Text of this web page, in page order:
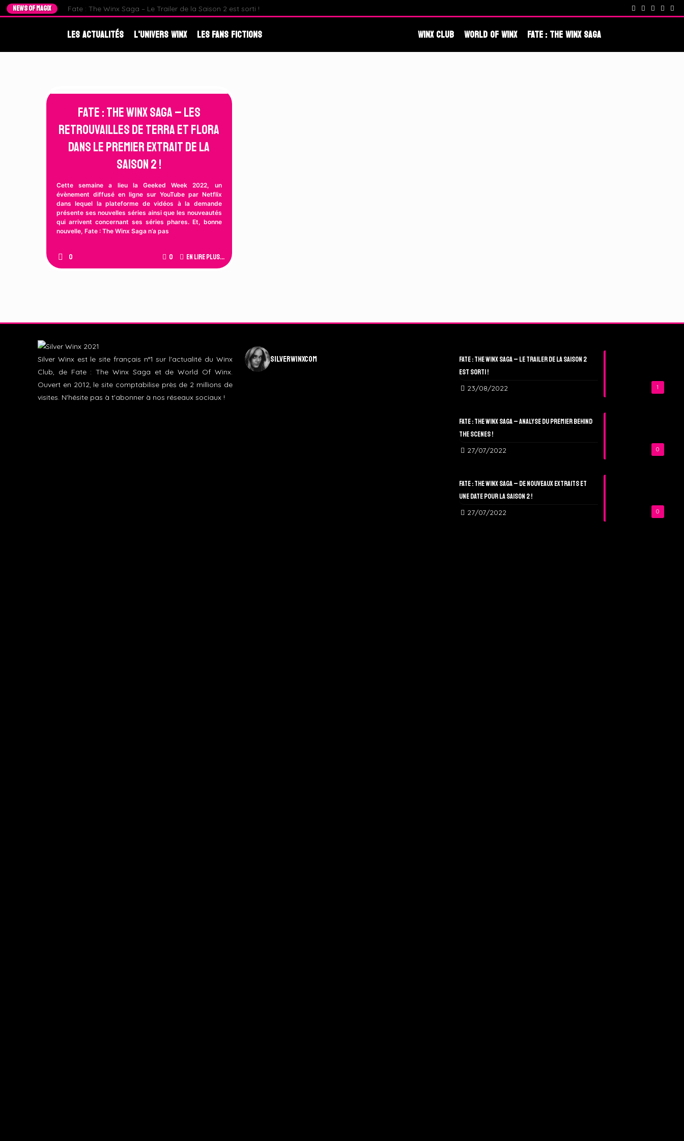
NEWS OF MAGIX Fate : The Winx Saga – Le Trailer de la Saison 2 est sorti ! Fate : The Winx Saga – De nouveaux extraits et une date
Les Actualités L'Univers Winx Les Fans Fictions Winx Club World Of Winx Fate : The Winx Saga
Fate : The Winx Saga – Les
retrouvailles de Terra et Flora
dans le premier extrait de la
Saison 2 !
Cette semaine a lieu la Geeked Week 2022, un
évènement diffusé en ligne sur YouTube par Netflix
dans lequel la plateforme de vidéos à la demande
présente ses nouvelles séries ainsi que les nouveautés
qui arrivent concernant ses séries phares. Et, bonne
nouvelle, Fate : The Winx Saga n’a pas
0 0 En lire plus...
Silver Winx est le site français n°1 sur l'actualité du Winx
Club, de Fate : The Winx Saga et de World Of Winx.
Ouvert en 2012, le site comptabilise près de 2 millions de
visites. N'hésite pas à t'abonner à nos réseaux sociaux !
silverwinxcom
1
Fate : The Winx Saga – Le Trailer de la Saison 2
est sorti !
23/08/2022
0
Fate : The Winx Saga – Analyse du Premier Behind
The Scenes !
27/07/2022
0
Fate : The Winx Saga – De nouveaux extraits et
une date pour la Saison 2 !
27/07/2022